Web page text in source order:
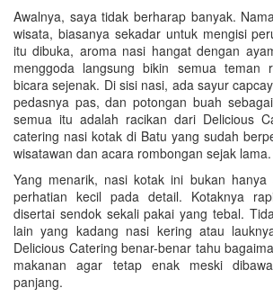
Awalnya, saya tidak berharap banyak.
wisata, biasanya sekadar untuk mengisi
itu dibuka, aroma nasi hangat dengan
menggoda langsung bikin semua teman
bicara sejenak. Di sisi nasi, ada sayur
pedasnya pas, dan potongan buah
semua itu adalah racikan dari Delicious
catering nasi kotak di Batu yang sudah
wisatawan dan acara rombongan sejak lama.
Yang menarik, nasi kotak ini bukan
perhatian kecil pada detail. Kotaknya
disertai sendok sekali pakai yang tebal.
lain yang kadang nasi kering atau
Delicious Catering benar-benar tahu
makanan agar tetap enak meski
panjang.